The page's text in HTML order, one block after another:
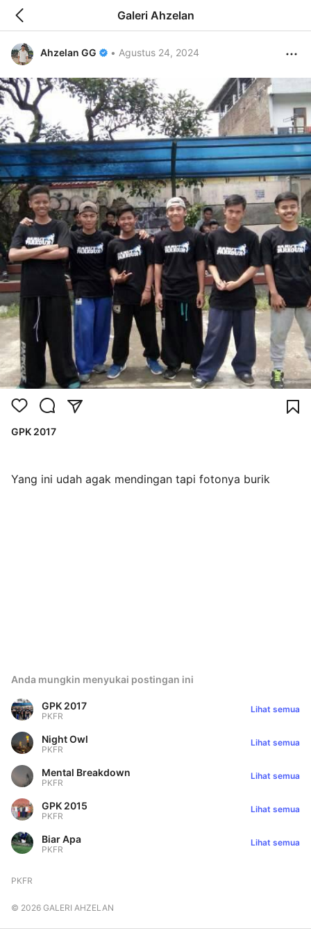
Galeri Ahzelan
Ahzelan GG • Agustus 24, 2024
GPK 2017
Yang ini udah agak mendingan tapi fotonya burik
Anda mungkin menyukai postingan ini
GPK 2017
PKFR
Lihat semua
Night Owl
PKFR
Lihat semua
Mental Breakdown
PKFR
Lihat semua
GPK 2015
PKFR
Lihat semua
Biar Apa
PKFR
Lihat semua
PKFR
© 2026 GALERI AHZELAN